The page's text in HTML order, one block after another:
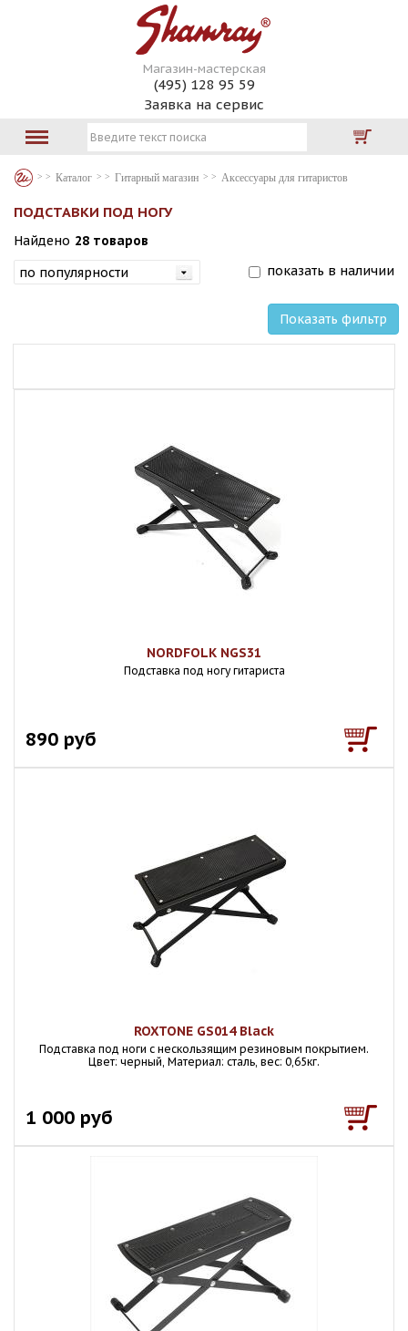
Магазин-мастерская
(495) 128 95 59
Заявка на сервис
Каталог Гитарный магазин Аксессуары для гитаристов
ПОДСТАВКИ ПОД НОГУ
Найдено 28 товаров
показать в наличии
Показать фильтр
NORDFOLK NGS31
Подставка под ногу гитариста
890 руб
ROXTONE GS014 Black
Подставка под ноги с нескользящим резиновым покрытием.
Цвет: черный, Материал: сталь, вес: 0,65кг.
1 000 руб